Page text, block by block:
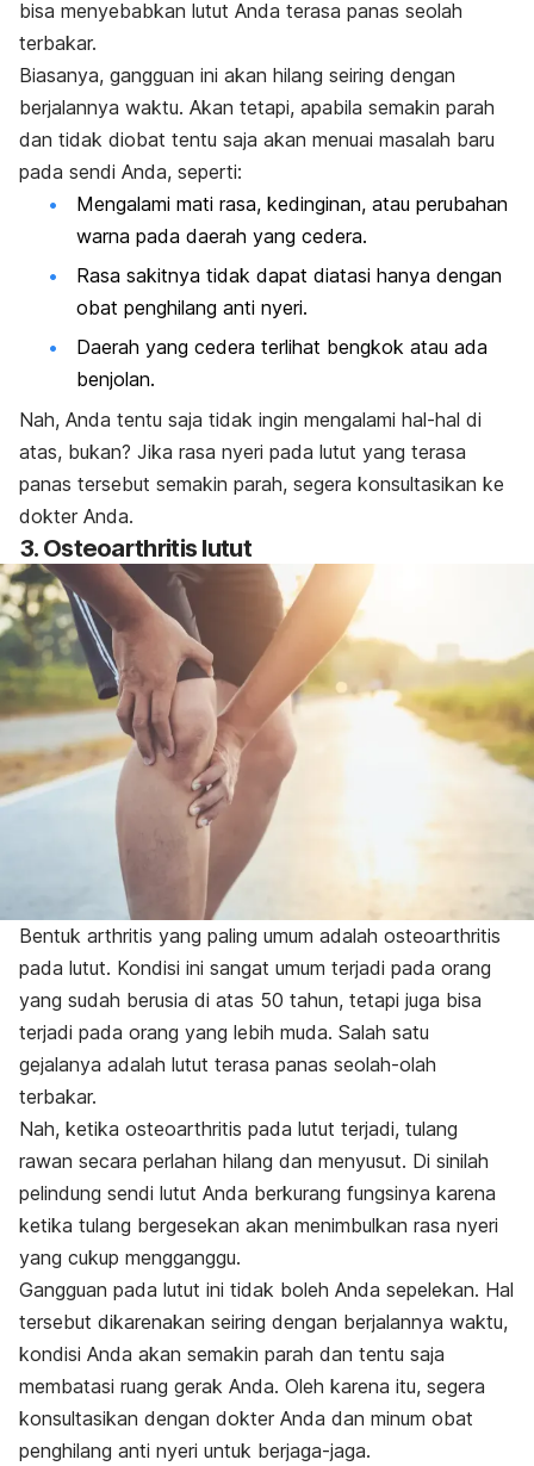
bisa menyebabkan lutut Anda terasa panas seolah
terbakar.
Biasanya, gangguan ini akan hilang seiring dengan
berjalannya waktu. Akan tetapi, apabila semakin parah
dan tidak diobat tentu saja akan menuai masalah baru
pada sendi Anda, seperti:
Mengalami mati rasa, kedinginan, atau perubahan
warna pada daerah yang cedera.
Rasa sakitnya tidak dapat diatasi hanya dengan
obat penghilang anti nyeri.
Daerah yang cedera terlihat bengkok atau ada
benjolan.
Nah, Anda tentu saja tidak ingin mengalami hal-hal di
atas, bukan? Jika rasa nyeri pada lutut yang terasa
panas tersebut semakin parah, segera konsultasikan ke
dokter Anda.
3. Osteoarthritis lutut
Bentuk arthritis yang paling umum adalah osteoarthritis
pada lutut. Kondisi ini sangat umum terjadi pada orang
yang sudah berusia di atas 50 tahun, tetapi juga bisa
terjadi pada orang yang lebih muda. Salah satu
gejalanya adalah lutut terasa panas seolah-olah
terbakar.
Nah, ketika osteoarthritis pada lutut terjadi, tulang
rawan secara perlahan hilang dan menyusut. Di sinilah
pelindung sendi lutut Anda berkurang fungsinya karena
ketika tulang bergesekan akan menimbulkan rasa nyeri
yang cukup mengganggu.
Gangguan pada lutut ini tidak boleh Anda sepelekan. Hal
tersebut dikarenakan seiring dengan berjalannya waktu,
kondisi Anda akan semakin parah dan tentu saja
membatasi ruang gerak Anda. Oleh karena itu, segera
konsultasikan dengan dokter Anda dan minum obat
penghilang anti nyeri untuk berjaga-jaga.